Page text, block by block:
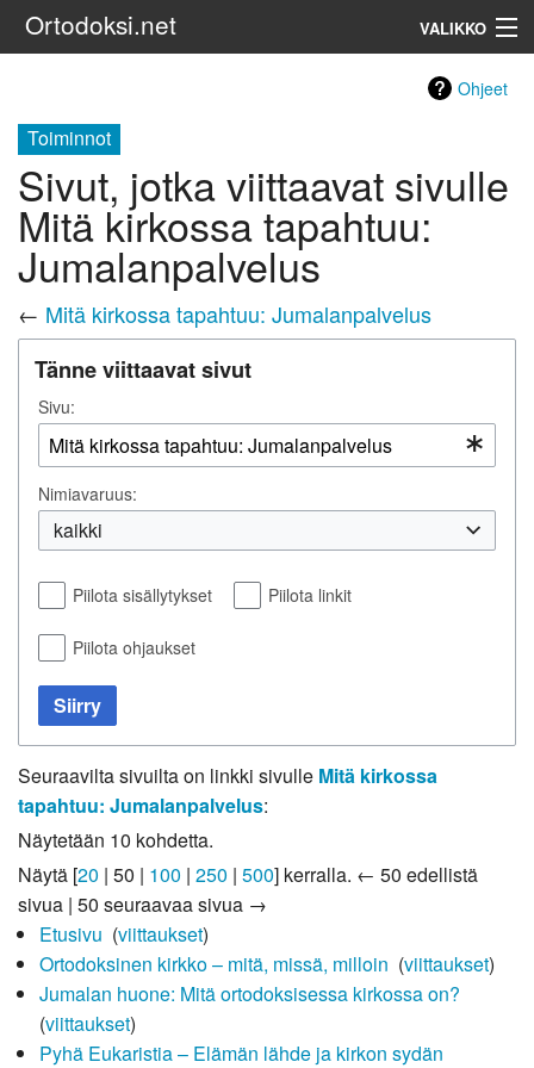
Ortodoksi.net VALIKKO
Ohjeet
Toiminnot
Sivut, jotka viittaavat sivulle
Mitä kirkossa tapahtuu:
Jumalanpalvelus
← Mitä kirkossa tapahtuu: Jumalanpalvelus
Tänne viittaavat sivut
Sivu:
Nimiavaruus:
kaikki
Piilota sisällytykset Piilota linkit
Piilota ohjaukset
Siirry
Seuraavilta sivuilta on linkki sivulle Mitä kirkossa
tapahtuu: Jumalanpalvelus:
Näytetään 10 kohdetta.
Näytä [20 | 50 | 100 | 250 | 500] kerralla. ← 50 edellistä
sivua | 50 seuraavaa sivua →
Etusivu (viittaukset)
Ortodoksinen kirkko – mitä, missä, milloin (viittaukset)
Jumalan huone: Mitä ortodoksisessa kirkossa on?
(viittaukset)
Pyhä Eukaristia – Elämän lähde ja kirkon sydän